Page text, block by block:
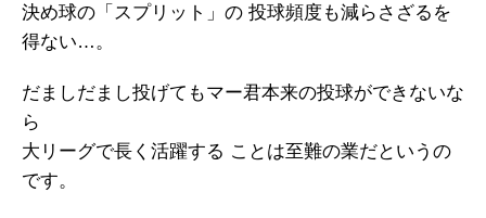
決め球の「スプリット」の 投球頻度も減らさざるを
得ない…。
だましだまし投げてもマー君本来の投球ができないな
ら
大リーグで長く活躍する ことは至難の業だというの
です。